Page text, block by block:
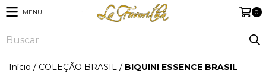
MENU 0
Início / COLEÇÃO BRASIL / BIQUINI ESSENCE BRASIL